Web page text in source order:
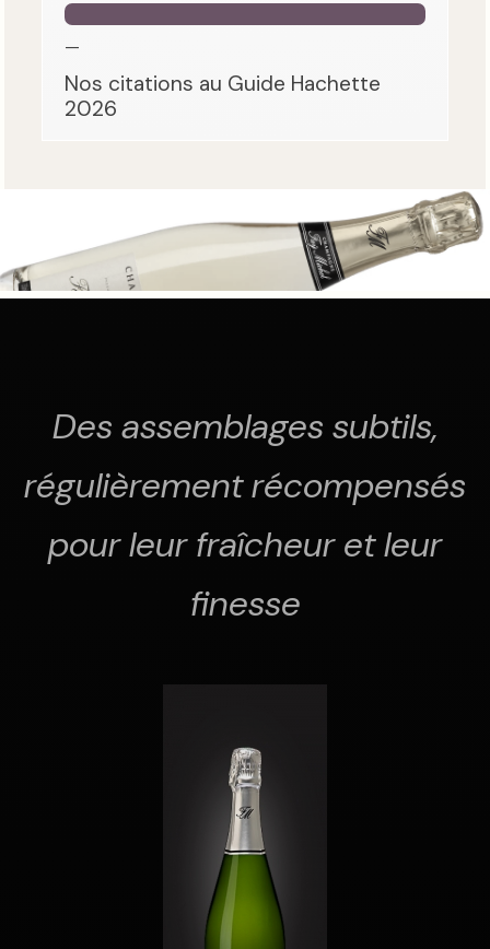
—
Nos citations au Guide Hachette
2026
Des assemblages subtils,
régulièrement récompensés
pour leur fraîcheur et leur
finesse